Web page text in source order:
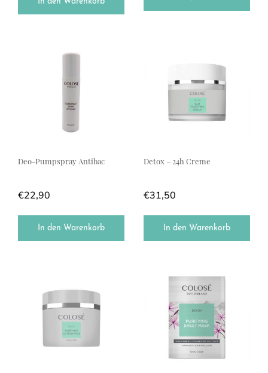
Deo-Pumpspray Antibac
€22,90
In den Warenkorb
Detox – 24h Creme
€31,50
In den Warenkorb